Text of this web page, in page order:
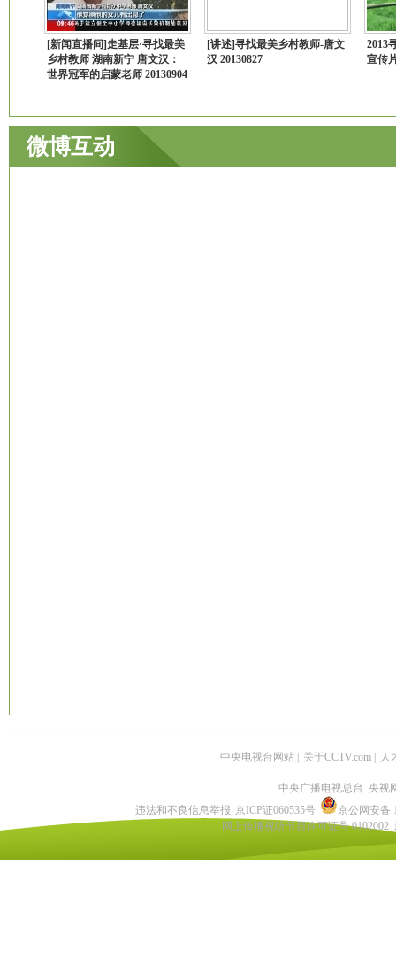
[新闻直播间]走基层·寻找最美
乡村教师 湖南新宁 唐文汉：
世界冠军的启蒙老师 20130904
[讲述]寻找最美乡村教师-唐文
汉 20130827
2013
宣传
微博互动
中央电视台网站 关于CCTV.com 人
中央广播电视总台 央视
违法和不良信息举报 京ICP证060535号
京公网安备
网上传播视听节目许可证号 0102002